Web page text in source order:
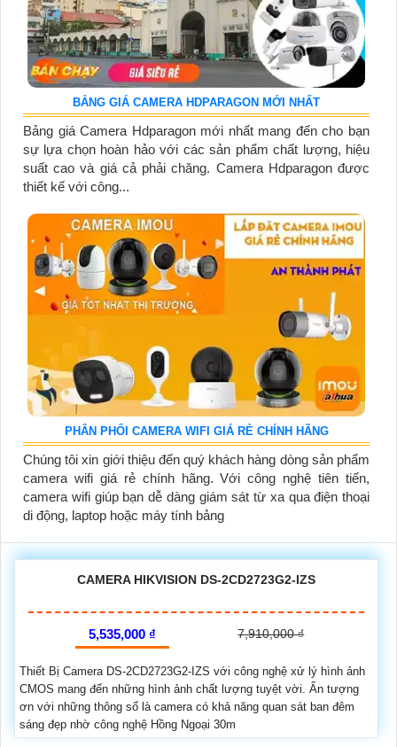
BẢNG GIÁ CAMERA HDPARAGON MỚI NHẤT
Bảng giá Camera Hdparagon mới nhất mang đến cho bạn
sự lựa chọn hoàn hảo với các sản phẩm chất lượng, hiệu
suất cao và giá cả phải chăng. Camera Hdparagon được
thiết kế với công...
PHÂN PHỐI CAMERA WIFI GIÁ RẺ CHÍNH HÃNG
Chúng tôi xin giới thiệu đến quý khách hàng dòng sản phẩm
camera wifi giá rẻ chính hãng. Với công nghệ tiên tiến,
camera wifi giúp bạn dễ dàng giám sát từ xa qua điện thoại
di động, laptop hoặc máy tính bảng
CAMERA HIKVISION DS-2CD2723G2-IZS
5,535,000 ₫ 7,910,000 ₫
Thiết Bị Camera DS-2CD2723G2-IZS với công nghệ xử lý hình ảnh
CMOS mang đến những hình ảnh chất lượng tuyệt vời. Ấn tượng
ơn với những thông số là camera có khả năng quan sát ban đêm
sáng đẹp nhờ công nghệ Hồng Ngoại 30m